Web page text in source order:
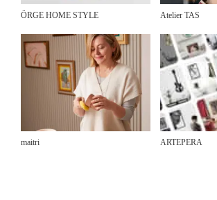
ÖRGE HOME STYLE Atelier TAS
maitri ARTEPERA